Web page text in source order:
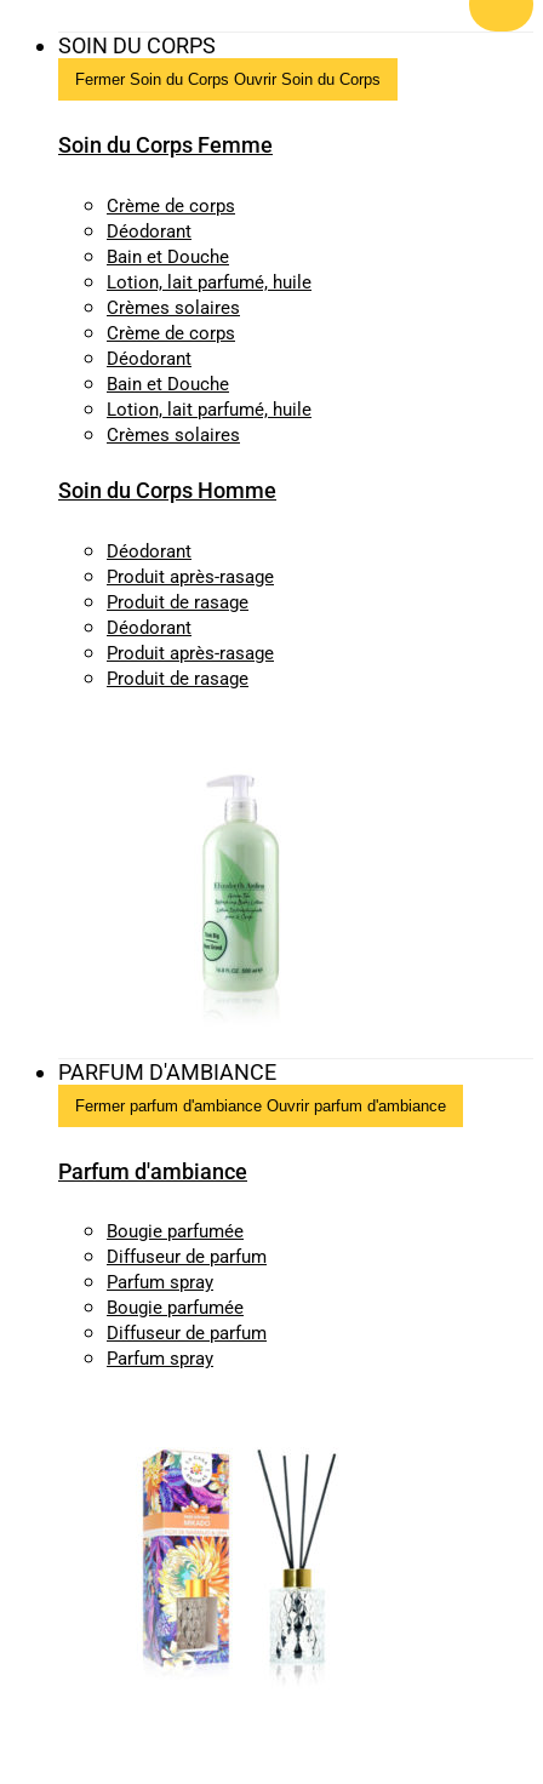
SOIN DU CORPS
Fermer Soin du Corps Ouvrir Soin du Corps
Soin du Corps Femme
Crème de corps
Déodorant
Bain et Douche
Lotion, lait parfumé, huile
Crèmes solaires
Crème de corps
Déodorant
Bain et Douche
Lotion, lait parfumé, huile
Crèmes solaires
Soin du Corps Homme
Déodorant
Produit après-rasage
Produit de rasage
Déodorant
Produit après-rasage
Produit de rasage
PARFUM D'AMBIANCE
Fermer parfum d'ambiance Ouvrir parfum d'ambiance
Parfum d'ambiance
Bougie parfumée
Diffuseur de parfum
Parfum spray
Bougie parfumée
Diffuseur de parfum
Parfum spray